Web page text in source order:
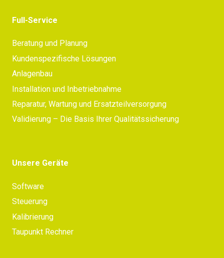
Full-Service
Beratung und Planung
Kundenspezifische Lösungen
Anlagenbau
Installation und Inbetriebnahme
Reparatur, Wartung und Ersatzteilversorgung
Validierung – Die Basis Ihrer Qualitätssicherung
Unsere Geräte
Software
Steuerung
Kalibrierung
Taupunkt Rechner